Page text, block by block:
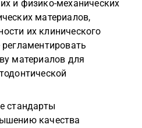
и физико-механических
материалов,
их клинического
материалов для
стандарты
качества